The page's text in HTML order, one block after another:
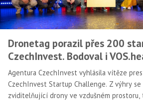
Dronetag porazil přes 200
CzechInvest. Bodoval i
Agentura CzechInvest vyhlásila vítěze
CzechInvest Startup Challenge. Z výhry
zviditelňující drony ve vzdušném prostoru,